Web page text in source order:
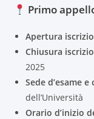
Primo
Apertura
Chiusura
2025
Sede d’esame
dell’Università
Orario d’inizio